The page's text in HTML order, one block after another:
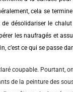
cela se
désolidariser le
les naufragés et
c’est ce qui se passe
coupable.
de la peinture des